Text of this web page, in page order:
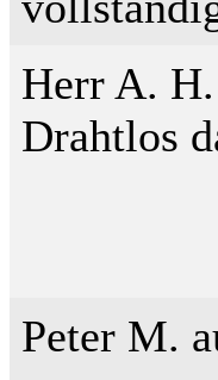
Herr A.
Drahtlos
Peter M.